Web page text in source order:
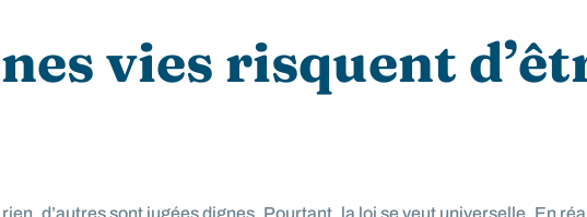
vies risquent
d’autres sont jugées dignes. Pourtant, la loi se veut universelle. En